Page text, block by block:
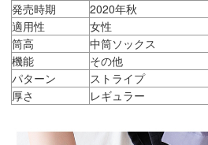
発売時期
2020年秋
適用性
女性
筒高
中筒ソックス
機能
その他
パターン
ストライプ
厚さ
レギュラー